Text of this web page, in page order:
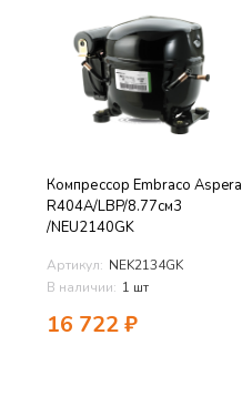
Компрессор Embraco Aspera
R404A/LBP/8.77см3
/NEU2140GK
Артикул: NEK2134GK
В наличии: 1 шт
16 722₽